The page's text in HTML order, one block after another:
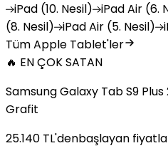
iPad (10. Nesil) iPadAir (6.
(8. Nesil) iPadAir (5. Nesil)
Tüm Apple Tablet'ler
🔥 EN ÇOK SATAN
Samsung Galaxy Tab S9 Plus
Grafit
25.140 TL'denbaşlayan